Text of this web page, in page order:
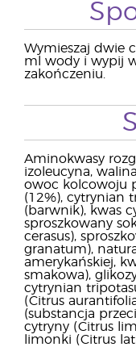
Wymieszaj dwie
ml wody i wypij
zakończeniu.
Aminokwasy
izoleucyna,
owoc kolcowoju
(12%), cytrynian
(barwnik), kwas
sproszkowany
cerasus),
granatum),
amerykańskiej,
smakowa),
cytrynian
(Citrus
(substancja
cytryny (Citrus
limonki (Citrus